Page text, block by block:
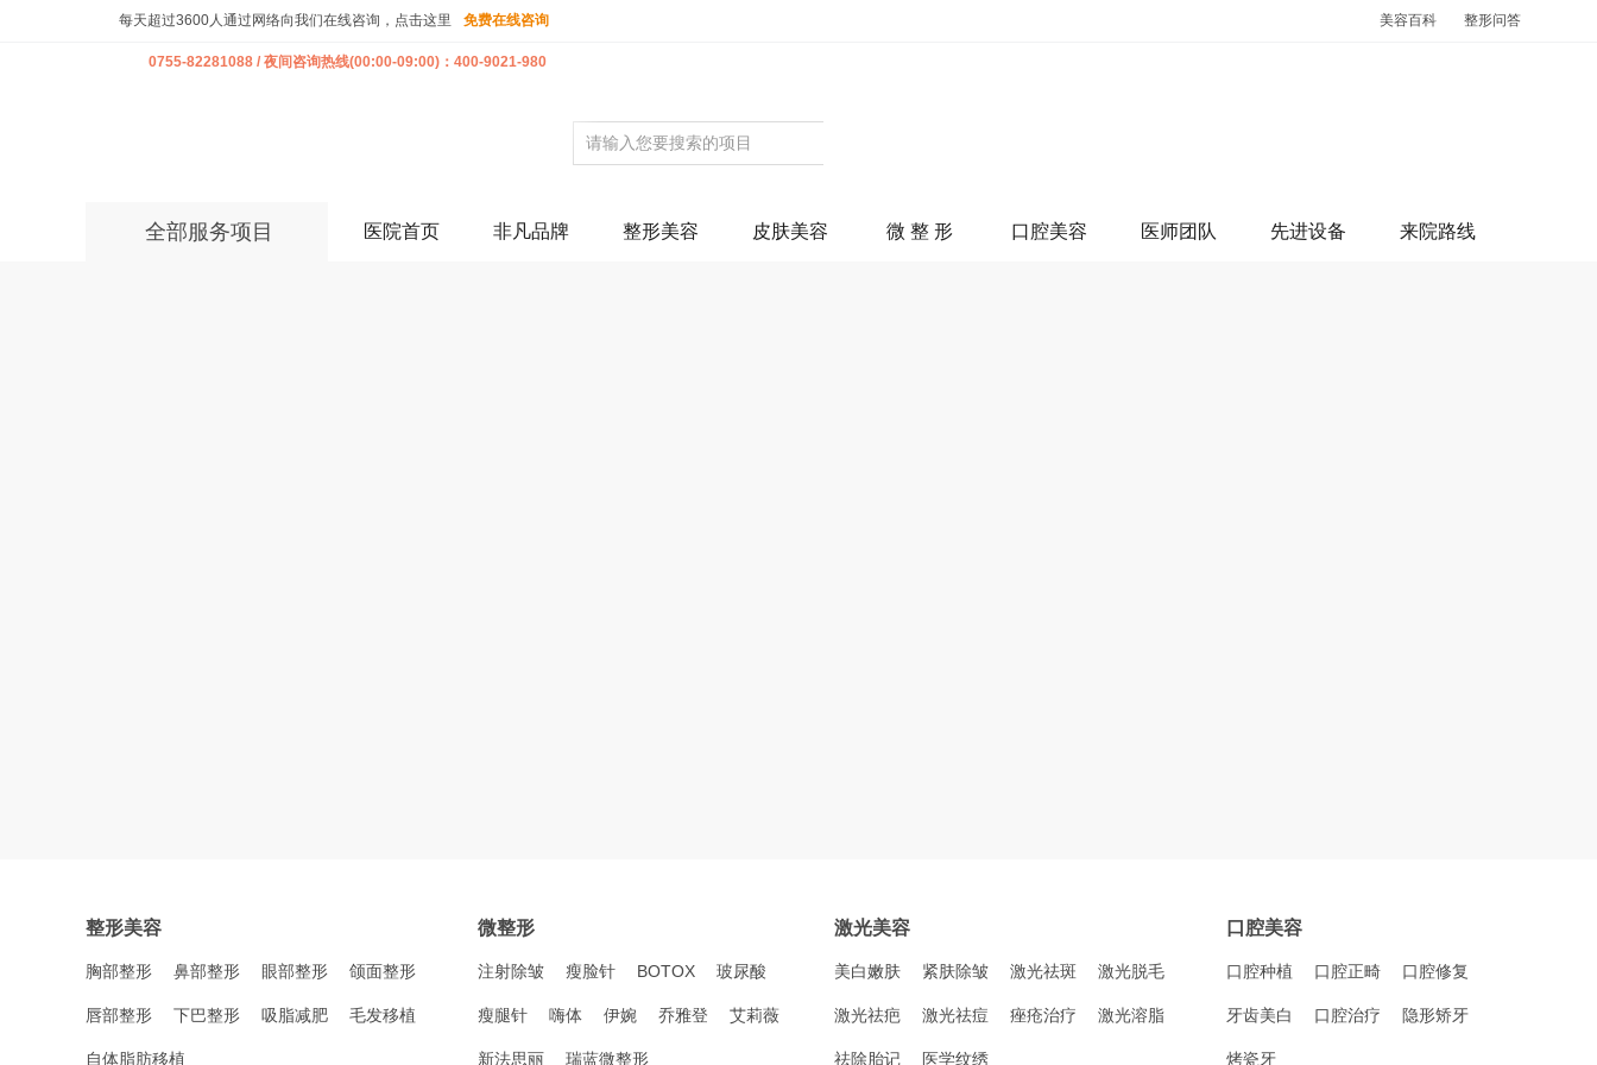
每天超过3600人通过网络向我们在线咨询，点击这里 免费在线咨询
0755-82281088 / 夜间咨询热线(00:00-09:00)：400-9021-980
美容百科 整形问答
全部服务项目 医院首页 非凡品牌 整形美容 皮肤美容 微 整 形 口腔美容 医师团队 先进设备 来院路线
整形美容
胸部整形 鼻部整形 眼部整形 颌面整形
唇部整形 下巴整形 吸脂减肥 毛发移植
自体脂肪移植
微整形
注射除皱 瘦脸针 BOTOX 玻尿酸
瘦腿针 嗨体 伊婉 乔雅登 艾莉薇
新法思丽 瑞蓝微整形
激光美容
美白嫩肤 紧肤除皱 激光祛斑 激光脱毛
激光祛疤 激光祛痘 痤疮治疗 激光溶脂
祛除胎记 医学纹绣
口腔美容
口腔种植 口腔正畸 口腔修复
牙齿美白 口腔治疗 隐形矫牙
烤瓷牙